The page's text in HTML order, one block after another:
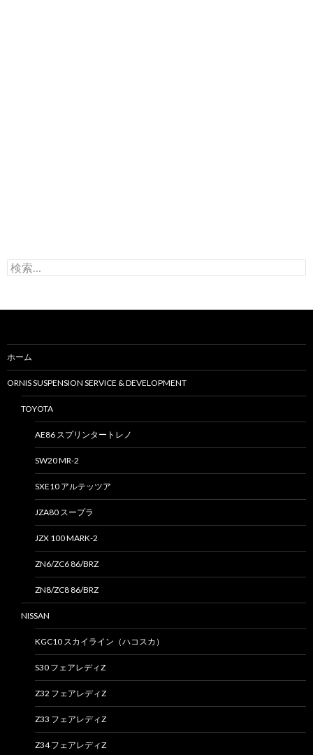
検
索
ホーム
ORNIS SUSPENSION SERVICE & DEVELOPMENT
TOYOTA
AE86 スプリンタートレノ
SW20 MR-2
SXE10 アルテッツア
JZA80 スープラ
JZX 100 MARK-2
ZN6/ZC6 86/BRZ
ZN8/ZC8 86/BRZ
NISSAN
KGC10 スカイライン（ハコスカ）
S30 フェアレディZ
Z32 フェアレディZ
Z33 フェアレディZ
Z34 フェアレディZ